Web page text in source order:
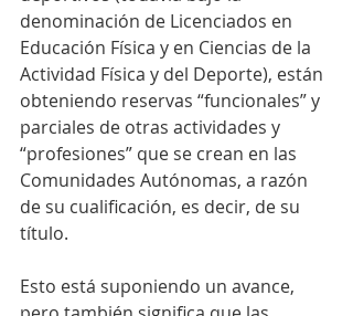
denominación de Licenciados en
Educación Física y en Ciencias de la
Actividad Física y del Deporte), están
obteniendo reservas “funcionales” y
parciales de otras actividades y
“profesiones” que se crean en las
Comunidades Autónomas, a razón
de su cualificación, es decir, de su
título.
Esto está suponiendo un avance,